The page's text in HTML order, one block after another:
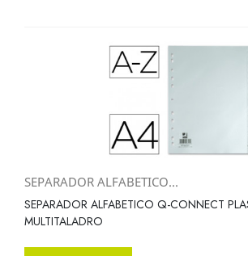
SEPARADOR ALFABETICO...
SEPARADOR ALFABETICO Q-CONNECT
MULTITALADRO